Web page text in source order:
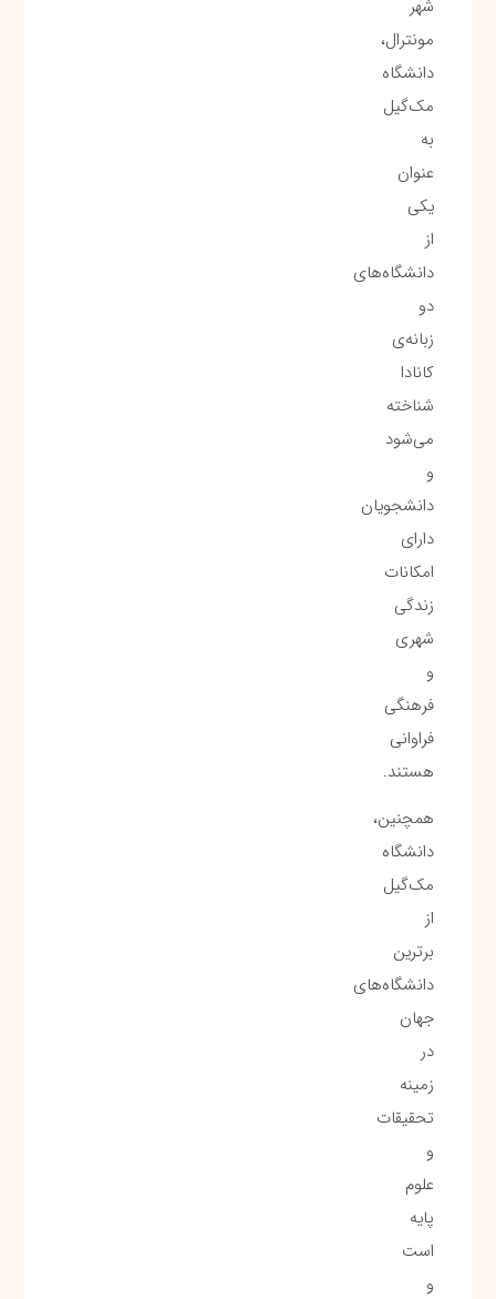
شهر
مونترال،
دانشگاه
مک‌گیل
به
عنوان
یکی
از
دانشگاه‌های
دو
زبانه‌ی
کانادا
شناخته
می‌شود
و
دانشجویان
دارای
امکانات
زندگی
شهری
و
فرهنگی
فراوانی
هستند.
همچنین،
دانشگاه
مک‌گیل
از
برترین
دانشگاه‌های
جهان
در
زمینه
تحقیقات
و
علوم
پایه
است
و